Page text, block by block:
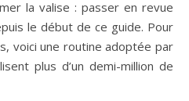
la valise : passer en revue
le début de ce guide. Pour
voici une routine adoptée par
plus d’un demi-million de